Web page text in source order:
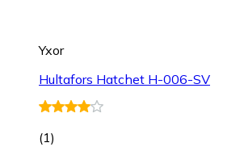
Yxor
Hultafors Hatchet H-006-SV
(1)